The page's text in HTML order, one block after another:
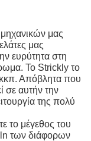
μας
μας
ευρύτητα στη
Το Strickly το
Απόβλητα που
σε αυτήν την
της πολύ
το μέγεθος του
των διάφορων